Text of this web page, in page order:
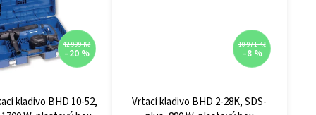
42 999 Kč
–20 %
kladivo BHD 10-52,
10 971 Kč
–8 %
Vrtací kladivo BHD 2-28K, SDS-